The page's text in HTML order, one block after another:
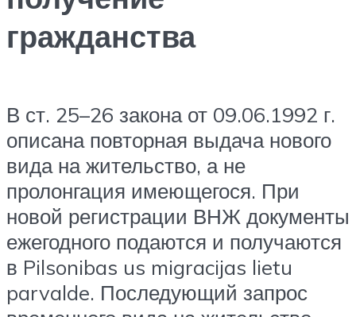
гражданства
В ст. 25–26 закона от 09.06.1992 г.
описана повторная выдача нового
вида на жительство, а не
пролонгация имеющегося. При
новой регистрации ВНЖ документы
ежегодного подаются и получаются
в Pilsonibas us migracijas lietu
parvalde. Последующий запрос